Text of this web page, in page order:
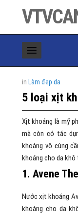
in Làm đẹp da
5 loại xịt
Xịt khoáng là mỹ
mà còn có tác
khoáng vô cùng
khoáng cho da
1. Avene
Nước xịt khoáng
khoáng cho da